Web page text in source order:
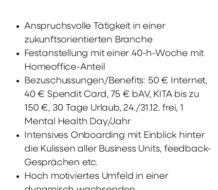
Anspruchsvolle Tätigkeit in einer
zukunftsorientierten Branche
Festanstellung mit einer 40-h-Woche mit
Homeoffice-Anteil
Bezuschussungen/Benefits: 50 € Internet,
40 € Spendit Card, 75 € bAV, KITA bis zu
150 €, 30 Tage Urlaub, 24./31.12. frei, 1
Mental Health Day/Jahr
Intensives Onboarding mit Einblick hinter
die Kulissen aller Business Units, feedback-
Gesprächen etc.
Hoch motiviertes Umfeld in einer